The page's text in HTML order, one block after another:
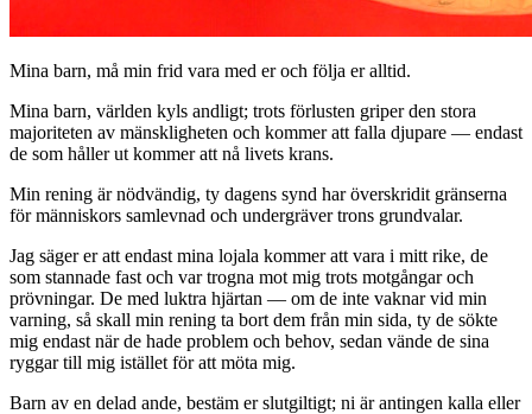
Mina barn, må min frid vara med er och följa er alltid.
Mina barn, världen kyls andligt; trots förlusten griper den stora
majoriteten av mänskligheten och kommer att falla djupare — endast
de som håller ut kommer att nå livets krans.
Min rening är nödvändig, ty dagens synd har överskridit gränserna
för människors samlevnad och undergräver trons grundvalar.
Jag säger er att endast mina lojala kommer att vara i mitt rike, de
som stannade fast och var trogna mot mig trots motgångar och
prövningar. De med luktra hjärtan — om de inte vaknar vid min
varning, så skall min rening ta bort dem från min sida, ty de sökte
mig endast när de hade problem och behov, sedan vände de sina
ryggar till mig istället för att möta mig.
Barn av en delad ande, bestäm er slutgiltigt; ni är antingen kalla eller